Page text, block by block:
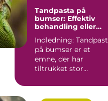
Tandpasta på
bumser: Effektiv
behandling eller
Indledning:
på bumser er et
emne, der har
tiltrukket stor
blandt personer
med...